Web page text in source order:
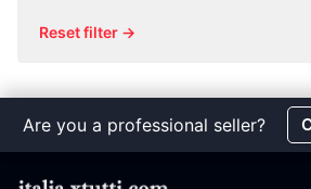
Reset filter →
Are you a professional seller?